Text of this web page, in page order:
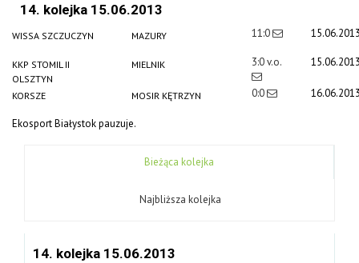
14. kolejka 15.06.2013
WISSA SZCZUCZYN MAZURY 11:0
KKP STOMIL II
OLSZTYN
MIELNIK 3:0 v.o.
KORSZE MOSIR KĘTRZYN 0:0
Ekosport Białystok pauzuje.
Bieżąca kolejka
Najbliższa kolejka
14. kolejka 15.06.2013